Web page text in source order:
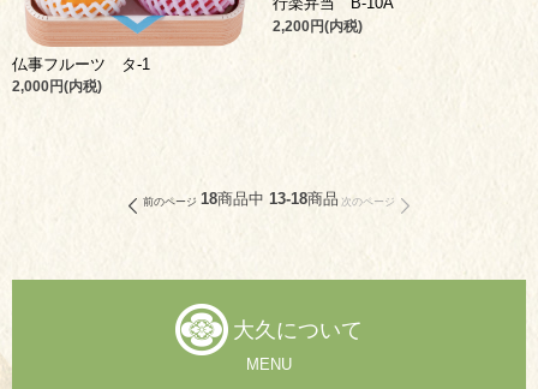
仏事フルーツ タ-1
2,000円(内税)
2,200円(内税)
前のページ 18商品中 13-18商品 次のページ
大久について
MENU